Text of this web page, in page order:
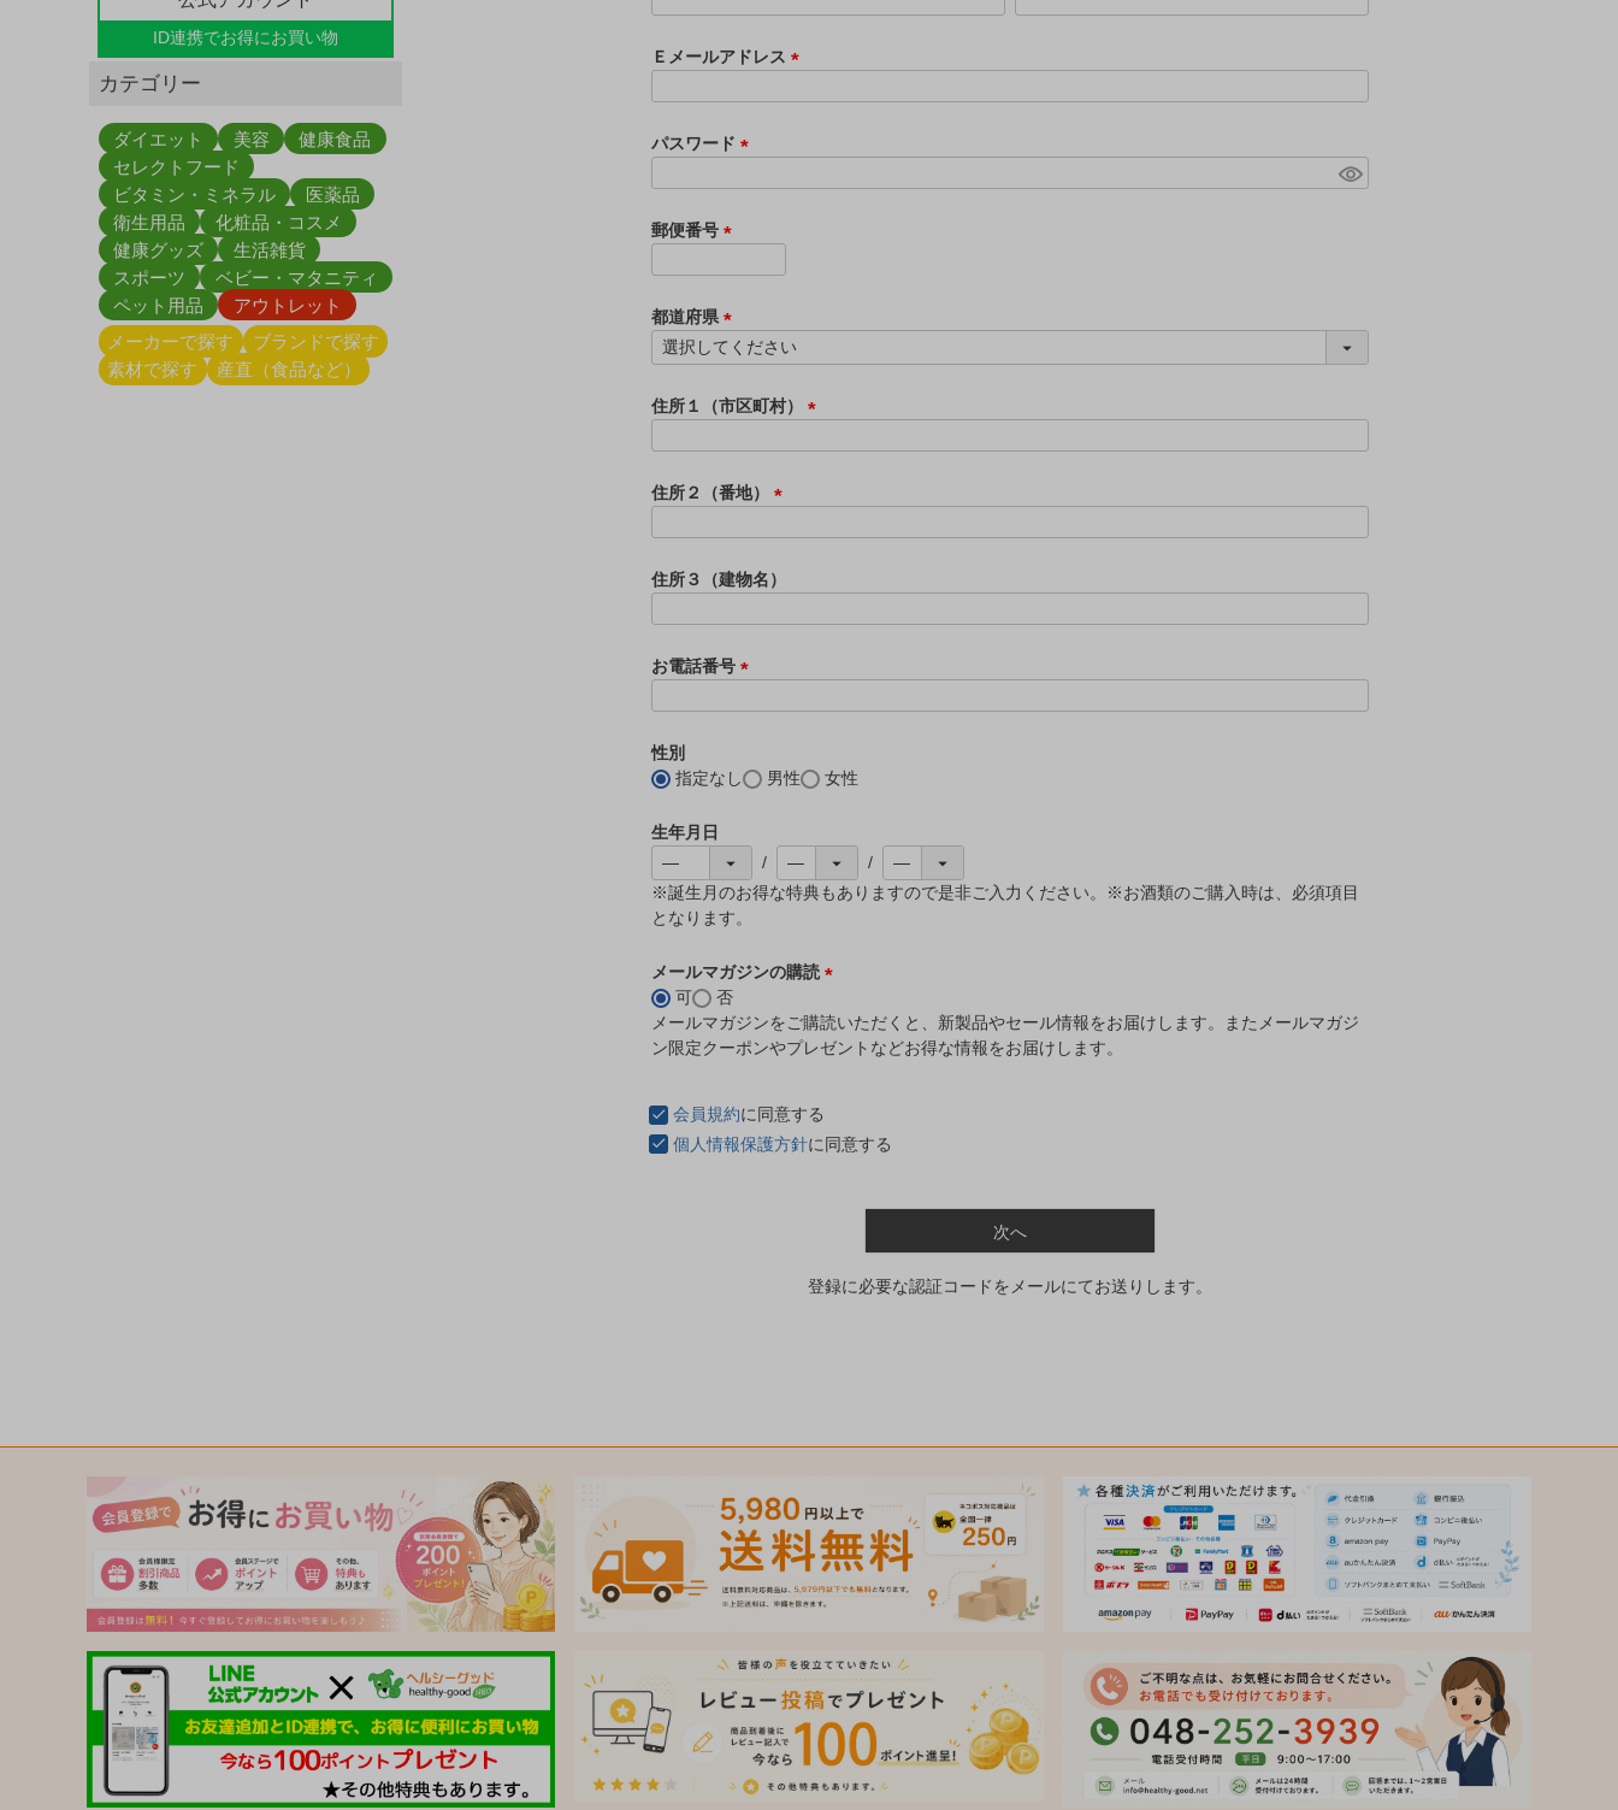
ID連携でお得にお買い物
カテゴリー
ダイエット 美容
健康食品
セレクトフード
ビタミン・ミネラル
医薬品
衛生用品
化粧品・コスメ
健康グッズ
生活雑貨
スポーツ
ベビー・マタニティ
ペット用品
アウトレット
メーカーで探す
ブランドで探す
素材で探す
産直（食品など）
須
)
Ｅメールアドレス
)
パスワード
)
郵便番号
須
)
都道府県
(
須
)
住所１（市区町村）
)
住所２（番地）
須
)
住所３（建物名）
お電話番号
)
性別
指定なし
男性 女性
生年月日
※誕生月のお得な特典もありますので是非ご入力ください。※お酒類のご購入時は、必須項目
となります。
メールマガジンの購読
必
須
可
否
メールマガジンをご購読いただくと、新製品やセール情報をお届けします。またメールマガジ
ン限定クーポンやプレゼントなどお得な情報をお届けします。
会員規約に同意する
個人情報保護方針に同意する
次へ
登録に必要な認証コードをメールにてお送りします。